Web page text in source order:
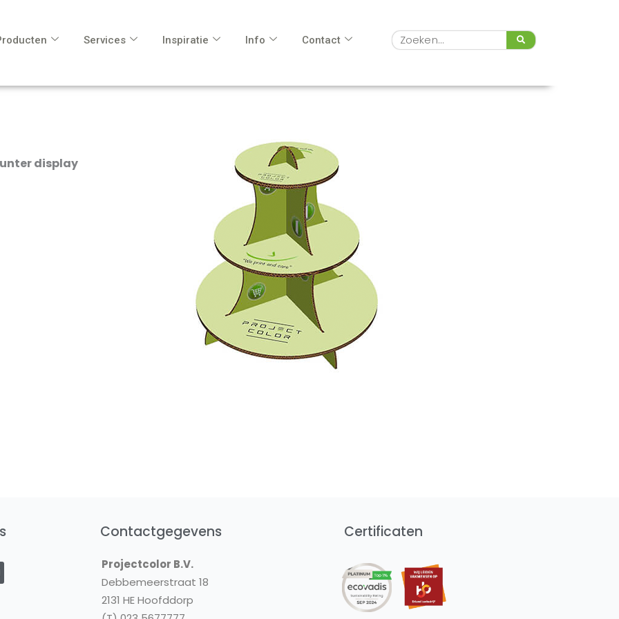
Services Inspiratie Info Contact Zoeken
display
Contactgegevens
Projectcolor B.V.
Debbemeerstraat 18
2131 HE Hoofddorp
Certificaten